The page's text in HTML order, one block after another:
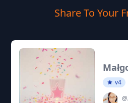
Share To Your
v4